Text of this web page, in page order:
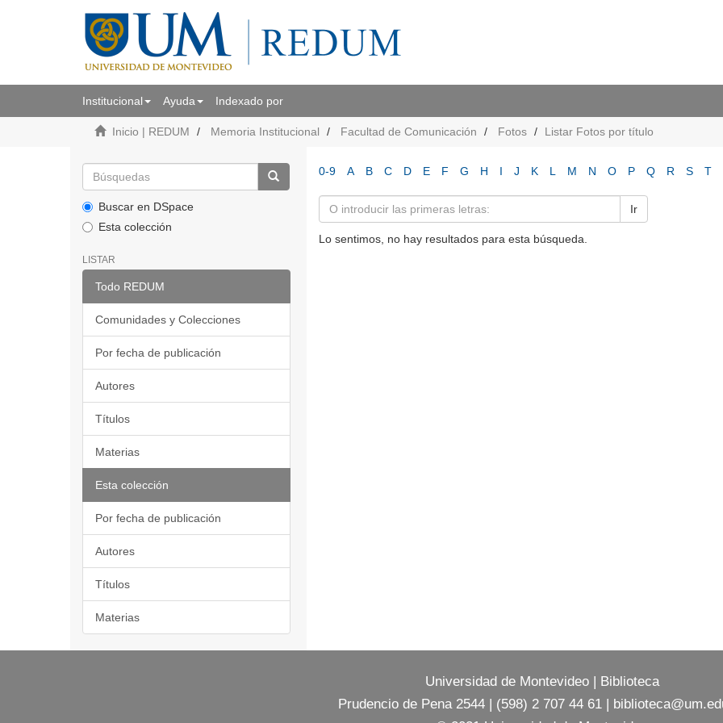
Institucional Ayuda Indexado por
Inicio | REDUM Memoria Institucional Facultad de Comunicación Fotos Listar Fotos por título
Buscar en DSpace
Esta colección
LISTAR
Todo REDUM
Comunidades y Colecciones
Por fecha de publicación
Autores
Títulos
Materias
Esta colección
Por fecha de publicación
Autores
Títulos
Materias
0-9 A B C D E F G H I J K L M N O P Q R S T
Ir
Lo sentimos, no hay resultados para esta búsqueda.
Universidad de Montevideo | Biblioteca
Prudencio de Pena 2544 | (598) 2 707 44 61 |